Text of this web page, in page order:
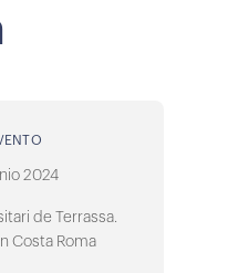
2024
de Terrassa.
Costa Roma